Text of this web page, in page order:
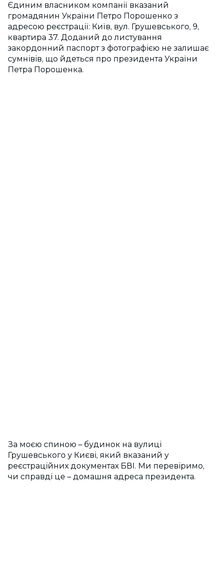
Єдиним власником компанії вказаний
громадянин України Петро Порошенко з
адресою реєстрації: Київ, вул. Грушевського, 9,
квартира 37. Доданий до листування
закордонний паспорт з фотографією не залишає
сумнівів, що йдеться про президента України
Петра Порошенка.
За моєю спиною – будинок на вулиці
Грушевського у Києві, який вказаний у
реєстраційних документах БВІ. Ми перевіримо,
чи справді це – домашня адреса президента.